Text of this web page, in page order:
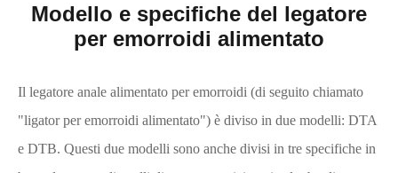
Modello e specifiche del legatore
per emorroidi alimentato
Il legatore anale alimentato per emorroidi (di seguito chiamato
"ligator per emorroidi alimentato") è diviso in due modelli: DTA
e DTB. Questi due modelli sono anche divisi in tre specifiche in